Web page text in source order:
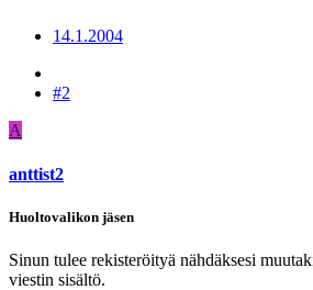
14.1.2004
#2
A
anttist2
Huoltovalikon jäsen
Sinun tulee rekisteröityä nähdäksesi
viestin sisältö.